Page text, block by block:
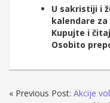
U sakristiji i
kalendare
Kupujte i
Osobito
« Previous Post: Akcije